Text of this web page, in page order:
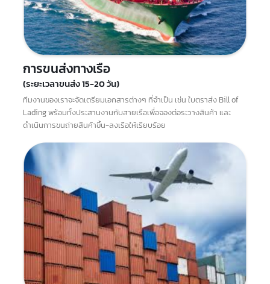
ทั้งในประเทศและระหว่างประเทศ เพื่อให้สินค้าเดินทางถึงจุดหมายปลาย
ทางได้อย่างรวดเร็วและปลอดภัย
การขนส่งทางเรือ
(ระยะเวลาขนส่ง 15-20 วัน)
ทีมงานของเราจะจัดเตรียมเอกสารต่างๆ ที่จำเป็น เช่น ใบตราส่ง Bill of
Lading พร้อมทั้งประสานงานกับสายเรือเพื่อจองต่อระวางสินค้า และ
ดำเนินการขนถ่ายสินค้าขึ้น-ลงเรือให้เรียบร้อย